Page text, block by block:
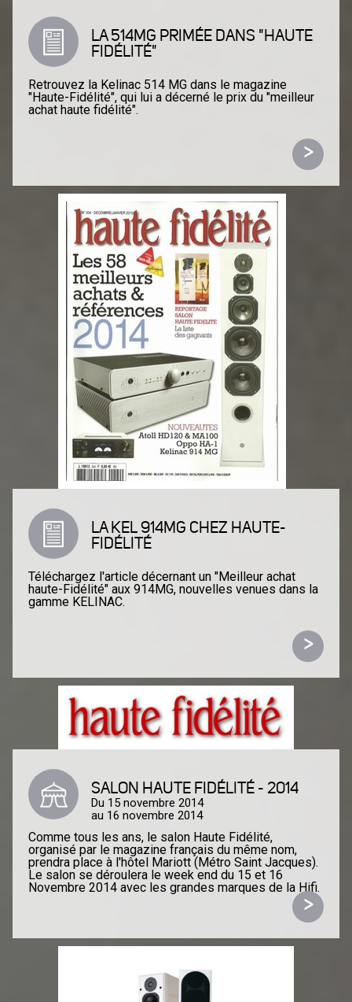
LA 514MG PRIMÉE DANS "HAUTE
FIDÉLITÉ"
Retrouvez la Kelinac 514 MG dans le magazine
"Haute-Fidélité", qui lui a décerné le prix du "meilleur
achat haute fidélité".
>
LA KEL 914MG CHEZ HAUTE-
FIDÉLITÉ
Téléchargez l'article décernant un "Meilleur achat
haute-Fidélité" aux 914MG, nouvelles venues dans la
gamme KELINAC.
>
SALON HAUTE FIDÉLITÉ - 2014
Du 15 novembre 2014
au 16 novembre 2014
Comme tous les ans, le salon Haute Fidélité,
organisé par le magazine français du même nom,
prendra place à l'hôtel Mariott (Métro Saint Jacques).
Le salon se déroulera le week end du 15 et 16
Novembre 2014 avec les grandes marques de la Hifi.
>